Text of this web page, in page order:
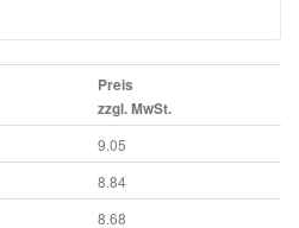
Preis
zzgl. MwSt.
9.05
8.84
8.68